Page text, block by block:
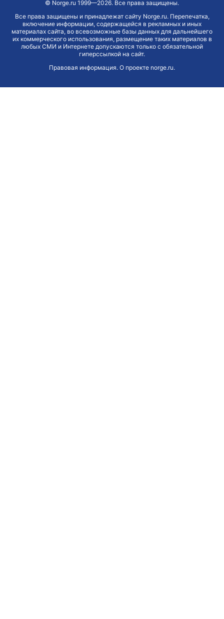
© Norge.ru 1999—2026. Все права защищены.
Все права защищены и принадлежат сайту Norge.ru. Перепечатка,
включение информации, содержащейся в рекламных и иных
материалах сайта, во всевозможные базы данных для дальнейшего
их коммерческого использования, размещение таких материалов в
любых СМИ и Интернете допускаются только с обязательной
гиперссылкой на сайт.
Правовая информация. О проекте norge.ru.